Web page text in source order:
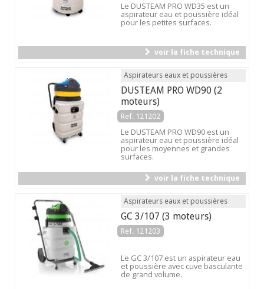
Le DUSTEAM PRO WD35 est un
aspirateur eau et poussière idéal
pour les petites surfaces.
voir la fiche technique
Aspirateurs eaux et poussières
DUSTEAM PRO WD90 (2
moteurs)
Ref. 121202
Le DUSTEAM PRO WD90 est un
aspirateur eau et poussière idéal
pour les moyennes et grandes
surfaces.
voir la fiche technique
Aspirateurs eaux et poussières
GC 3/107 (3 moteurs)
Ref. 121203
Le GC 3/107 est un aspirateur eau
et poussière avec cuve basculante
de grand volume.